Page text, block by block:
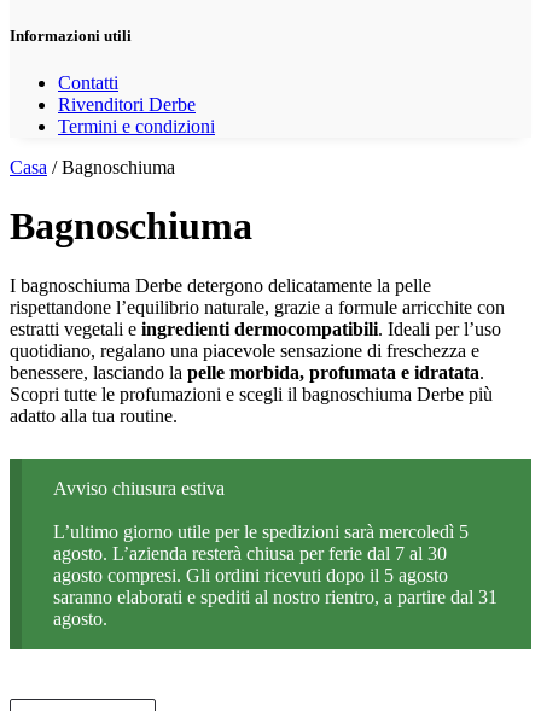
Informazioni utili
Contatti
Rivenditori Derbe
Termini e condizioni
Casa / Bagnoschiuma
Bagnoschiuma
I bagnoschiuma Derbe detergono delicatamente la pelle
rispettandone l’equilibrio naturale, grazie a formule arricchite con
estratti vegetali e ingredienti dermocompatibili. Ideali per l’uso
quotidiano, regalano una piacevole sensazione di freschezza e
benessere, lasciando la pelle morbida, profumata e idratata.
Scopri tutte le profumazioni e scegli il bagnoschiuma Derbe più
adatto alla tua routine.
Avviso chiusura estiva
L’ultimo giorno utile per le spedizioni sarà mercoledì 5
agosto. L’azienda resterà chiusa per ferie dal 7 al 30
agosto compresi. Gli ordini ricevuti dopo il 5 agosto
saranno elaborati e spediti al nostro rientro, a partire dal 31
agosto.